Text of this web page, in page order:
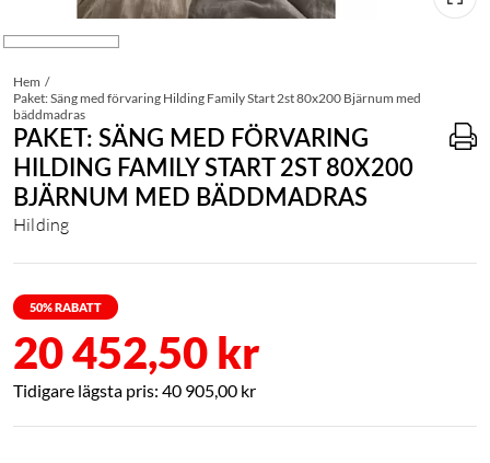
Hem
Paket: Säng med förvaring Hilding Family Start 2st 80x200 Bjärnum med
bäddmadras
PAKET: SÄNG MED FÖRVARING
HILDING FAMILY START 2ST 80X200
BJÄRNUM MED BÄDDMADRAS
Hilding
50% RABATT
20 452,50 kr
40 905,00 kr